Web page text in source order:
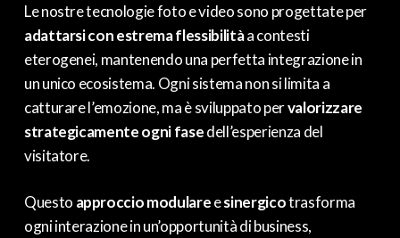
Le nostre tecnologie foto e video sono progettate per
adattarsi con estrema flessibilitàa contesti
eterogenei, mantenendo una perfetta integrazione in
un unico ecosistema. Ogni sistema non si limita a
catturare l’emozione, ma è sviluppato pervalorizzare
strategicamente ogni fasedell’esperienza del
visitatore.
Questo approccio modulareesinergicotrasforma
ogni interazione in un’opportunità di business,